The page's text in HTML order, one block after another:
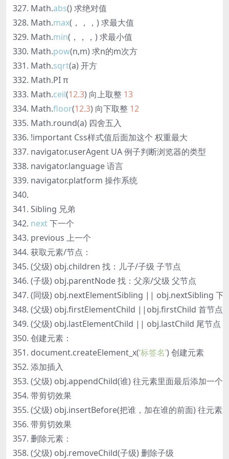
Math.abs() 求绝对值
Math.max(，，，) 求最大值
Math.min(，，，) 求最小值
Math.pow(n,m) 求n的m次方
Math.sqrt(a) 开方
Math.PI π
Math.ceil(12.3) 向上取整 13
Math.floor(12.3) 向下取整 12
Math.round(a) 四舍五入
!important Css样式值后面加这个 权重最大
navigator.userAgent UA 例子判断浏览器的类型
navigator.language 语言
navigator.platform 操作系统
Sibling 兄弟
next下一个
previous 上一个
获取元素/节点：
(父级) obj.children 找：儿子/子级 子节点
(子级) obj.parentNode 找：父亲/父级 父节点
(同级) obj.nextElementSibling || obj.nextSibling 下
(父级) obj.firstElementChild ||obj.firstChild 首节点
(父级) obj.lastElementChild || obj.lastChild 尾节点
创建元素：
document.createElement_x(‘标签名’) 创建元素
添加插入
(父级) obj.appendChild(谁) 往元素里面最后添加一个
带剪切效果
(父级) obj.insertBefore(把谁，加在谁的前面) 往元素
带剪切效果
删除元素：
(父级) obj.removeChild(子级) 删除子级